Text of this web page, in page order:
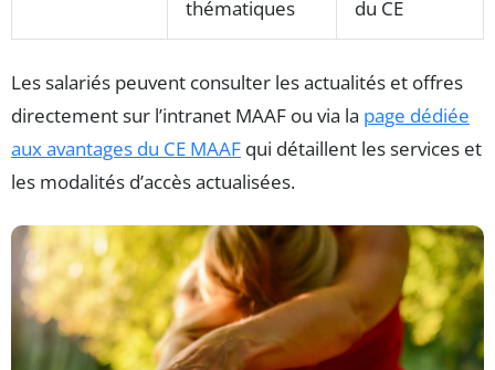
thématiques du CE
Les salariés peuvent consulter les actualités et offres
directement sur l’intranet MAAF ou via la page dédiée
aux avantages du CE MAAF qui détaillent les services et
les modalités d’accès actualisées.